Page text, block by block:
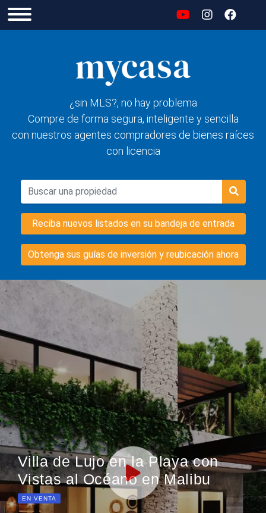
¿sin MLS?, no hay problema
Compre de forma segura, inteligente y sencilla
con nuestros agentes compradores de bienes raíces
con licencia
Reciba nuevos listados en su bandeja de entrada
Obtenga sus guías de inversión y reubicación ahora
Villa de Lujo en la Playa con
Vistas al Océano en Malibu
EN VENTA